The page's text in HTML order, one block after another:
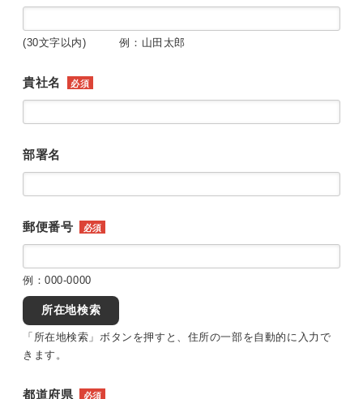
(30文字以内) 例：山田太郎
貴社名 必須
部署名
郵便番号 必須
例：000-0000
所在地検索
「所在地検索」ボタンを押すと、住所の一部を自動的に入力で
きます。
都道府県 必須